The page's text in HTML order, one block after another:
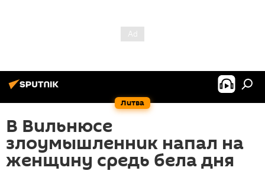
Литва
В Вильнюсе
злоумышленник напал на
женщину средь бела дня